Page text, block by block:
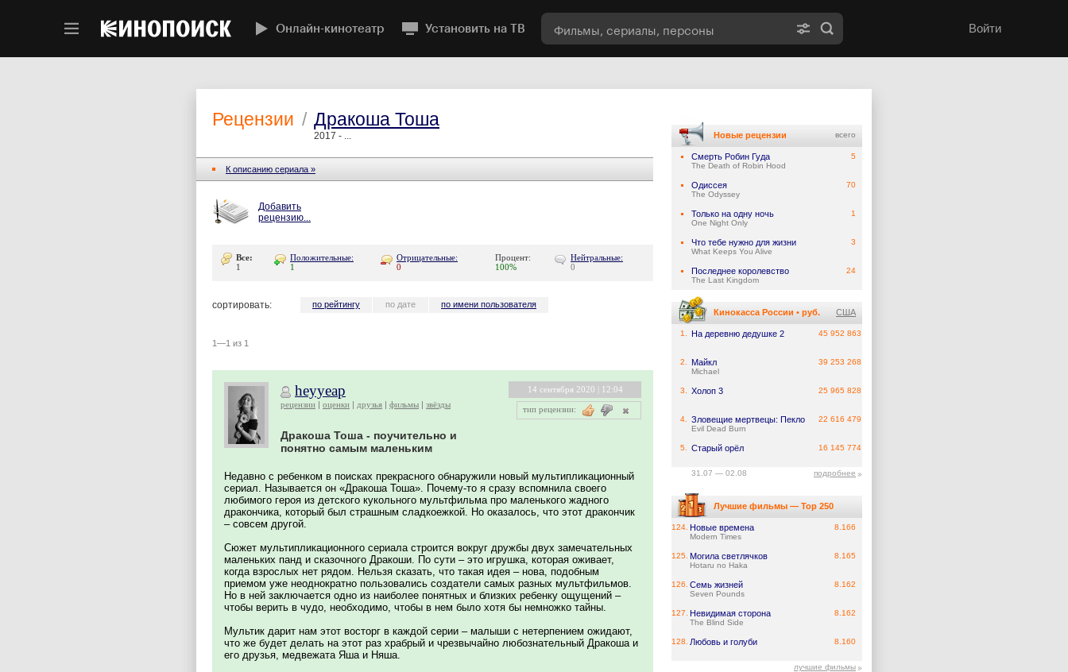
Онлайн-кинотеатр Установить на ТВ Войти
Рецензии / Дракоша Тоша
2017 - ...
К описанию сериала »
Добавить
рецензию...
Все:
1
Положительные:
1
Отрицательные:
0
Процент:
100%
Нейтральные:
0
сортировать: по рейтингу по дате по имени пользователя
1—1 из 1
heyyeap
рецензии оценки друзья фильмы звёзды
Дракоша Тоша - поучительно и
понятно самым маленьким
Недавно с ребенком в поисках прекрасного обнаружили новый мультипликационный
сериал. Называется он «Дракоша Тоша». Почему-то я сразу вспомнила своего
любимого героя из детского кукольного мультфильма про маленького жадного
дракончика, который был страшным сладкоежкой. Но оказалось, что этот дракончик
– совсем другой.
Сюжет мультипликационного сериала строится вокруг дружбы двух замечательных
маленьких панд и сказочного Дракоши. По сути – это игрушка, которая оживает,
когда взрослых нет рядом. Нельзя сказать, что такая идея – нова, подобным
приемом уже неоднократно пользовались создатели самых разных мультфильмов.
Но в ней заключается одно из наиболее понятных и близких ребенку ощущений –
чтобы верить в чудо, необходимо, чтобы в нем было хотя бы немножко тайны.
Мультик дарит нам этот восторг в каждой серии – малыши с нетерпением ожидают,
что же будет делать на этот раз храбрый и чрезвычайно любознательный Дракоша и
его друзья, медвежата Яша и Няша.
14 сентября 2020 | 12:04
тип рецензии:
Новые рецензии всего
Смерть Робин Гуда
The Death of Robin Hood
5
Одиссея
The Odyssey
70
Только на одну ночь
One Night Only
1
Что тебе нужно для жизни
What Keeps You Alive
3
Последнее королевство
The Last Kingdom
24
Кинокасса России • руб. США
1. На деревню дедушке 2 45 952 863
2. Майкл
Michael
39 253 268
3. Холоп 3 25 965 828
4. Зловещие мертвецы: Пекло
Evil Dead Burn
22 616 479
5. Старый орёл 16 145 774
31.07 — 02.08 подробнее
Лучшие фильмы — Top 250
124. Новые времена
Modern Times
8.166
125. Могила светлячков
Hotaru no Haka
8.165
126. Семь жизней
Seven Pounds
8.162
127. Невидимая сторона
The Blind Side
8.162
128. Любовь и голуби 8.160
лучшие фильмы